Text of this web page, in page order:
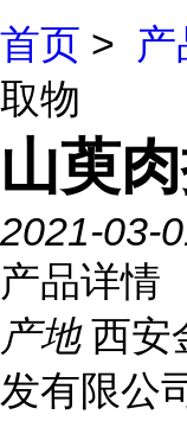
首页 >
取物
山萸
2021-03-
产品详情
产地 西安
发有限公